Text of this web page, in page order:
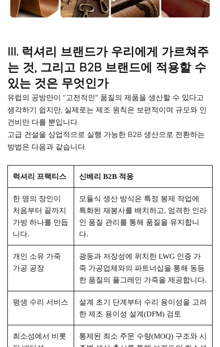
III. 럭셔리 브랜드가 우리에게 가르쳐주
는 것, 그리고 B2B 브랜드에 적용할 수
있는 것은 무엇인가
유럽의 공방만이 "고전적인" 품질의 제품을 생산할 수 있다고
생각하기 쉽지만, 실제로는 제조 원칙은 보편적이며 규모와 인
건비만 다를 뿐입니다.
고급 건설을 상업적으로 실행 가능한 B2B 생산으로 전환하는
방법은 다음과 같습니다.
럭셔리 프랙티스 신베리 B2B 적응
한 명의 장인이
처음부터 끝까지
가방 하나를 만듭
니다.
모듈식 생산 방식은 특정 봉제 작업에
특화된 재봉사를 배치하고, 엄격한 인라
인 품질 관리를 통해 품질을 유지합니
다.
개인 소유 가죽
가공 공장
광둥과 저장성에 위치한 LWG 인증 가
죽 가공업체와의 파트너십을 통해 동등
한 품질의 풀그레인 가죽을 제공합니다.
평생 수리 서비스
설계 초기 단계부터 수리 용이성을 고려
한 제조 용이성 설계(DFM) 검토
희소성에서 비롯
통제된 최소 주문 수량(MOQ) 구조와 시